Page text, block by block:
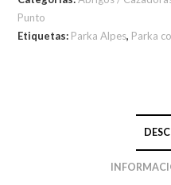
Punto
Etiquetas: Parka Alpes, Parka